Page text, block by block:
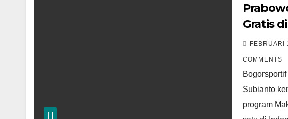
Gratis
FEBRUARI
COMMENTS
Subianto
program